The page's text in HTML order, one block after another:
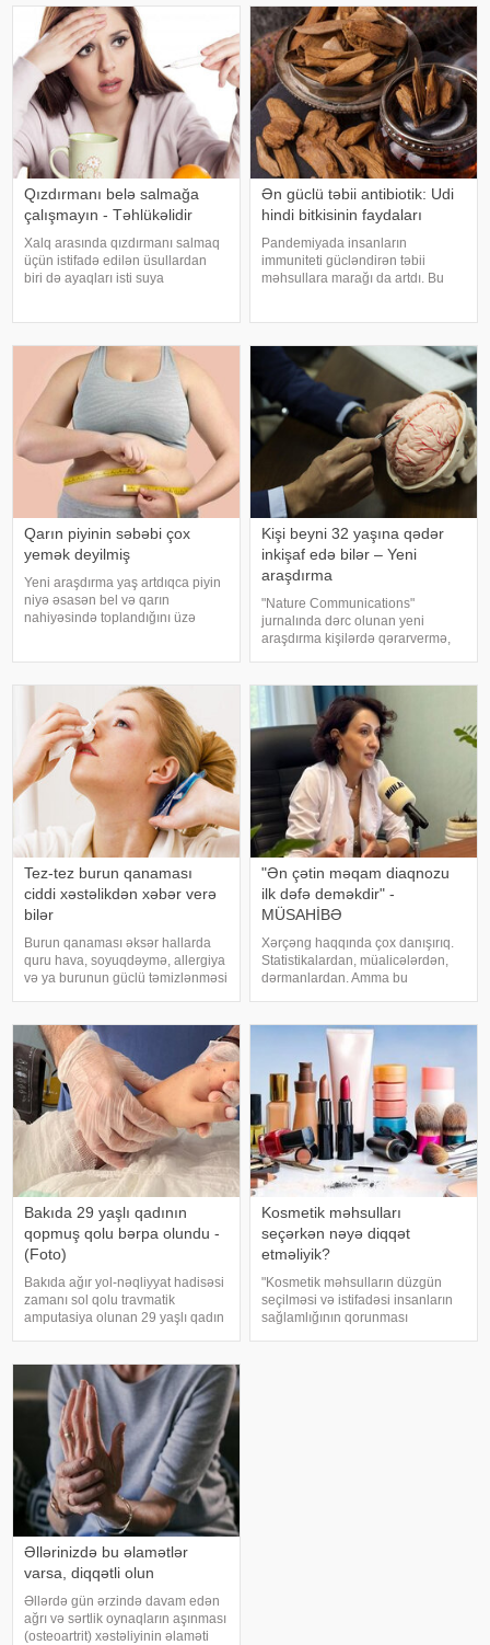
Qızdırmanı belə salmağa
çalışmayın - Təhlükəlidir
Xalq arasında qızdırmanı salmaq
üçün istifadə edilən üsullardan
biri də ayaqları isti suya
ağırlaşdıra bilər. xəbər verir ki,
yüksə
Ən güclü təbii antibiotik: Udi
hindi bitkisinin faydaları
Pandemiyada insanların
immuniteti gücləndirən təbii
məhsullara marağı da artdı. Bu
hindi bitkisi nədir?. xəbər verir ki,
Qarın piyinin səbəbi çox
yemək deyilmiş
Yeni araşdırma yaş artdıqca piyin
niyə əsasən bel və qarın
nahiyəsində toplandığını üzə
müşahidə edir. Bu isə təkcə esteti
Kişi beyni 32 yaşına qədər
inkişaf edə bilər – Yeni
araşdırma
"Nature Communications"
jurnalında dərc olunan yeni
araşdırma kişilərdə qərarvermə,
olan beyin nahiyələrinin orta
hesabla 32 yaşına qədər inkişa
Tez-tez burun qanaması
ciddi xəstəlikdən xəbər verə
bilər
Burun qanaması əksər hallarda
quru hava, soyuqdəymə, allergiya
və ya burunun güclü təmizlənməsi
tez-tez təkrarlanır, çox olursa və
ya çətin dayanırsa, mütlə
"Ən çətin məqam diaqnozu
ilk dəfə deməkdir" -
MÜSAHİBƏ
Xərçəng haqqında çox danışırıq.
Statistikalardan, müalicələrdən,
dərmanlardan. Amma bu
qorxularından, ümidlərindən,
yanlış bildiklərindən daha az
danışırıq. Elə buna gör
Bakıda 29 yaşlı qadının
qopmuş qolu bərpa olundu -
(Foto)
Bakıda ağır yol-nəqliyyat hadisəsi
zamanı sol qolu travmatik
amputasiya olunan 29 yaşlı qadın
zərərçəkən Səhiyyə Nazirliyi
Akademik M.A.Topçubaşov adına
Elmi Cərrahiyy
Kosmetik məhsulları
seçərkən nəyə diqqət
etməliyik?
"Kosmetik məhsulların düzgün
seçilməsi və istifadəsi insanların
sağlamlığının qorunması
Əllərinizdə bu əlamətlər
varsa, diqqətli olun
Əllərdə gün ərzində davam edən
ağrı və sərtlik oynaqların aşınması
(osteoartrit) xəstəliyinin əlaməti